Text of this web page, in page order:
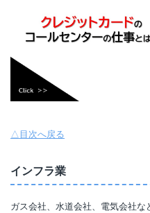
△目次へ戻る
インフラ業
ガス会社、水道会社、電気会社